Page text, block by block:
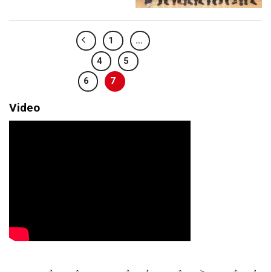
1
…
4
5
6
7
Video